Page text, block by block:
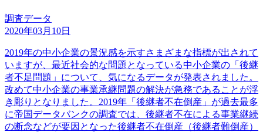
調査データ
2020年03月10日
2019年の中小企業の景況感を示すさまざまな指標が出されて
いますが、最近社会的な問題となっている中小企業の「後継
者不足問題」について、気になるデータが発表されました。
改めて中小企業の事業承継問題の解決が急務であることが浮
き彫りとなりました。2019年「後継者不在倒産」が過去最多
に帝国データバンクの調査では、後継者不在による事業継続
の断念などが要因となった後継者不在倒産（後継者難倒産）